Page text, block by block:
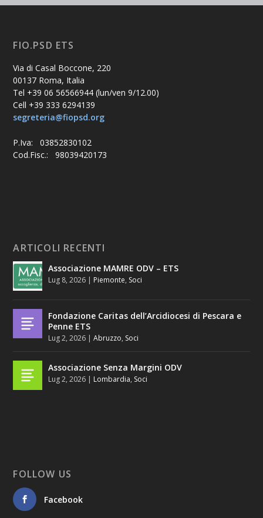
FIO.PSD ETS
Via di Casal Boccone, 220
00137 Roma, Italia
Tel +39 06 56566944 (lun/ven 9/12.00)
Cell +39 333 6294139
segreteria@fiopsd.org
P.Iva: 03852830102
Cod.Fisc.: 98039420173
ARTICOLI RECENTI
Associazione MAMRE ODV – ETS
Lug 8, 2026 | Piemonte, Soci
Fondazione Caritas dell’Arcidiocesi di Pescara e
Penne ETS
Lug 2, 2026 |Abruzzo, Soci
Associazione Senza Margini ODV
Lug 2, 2026 | Lombardia, Soci
FOLLOW US
Facebook